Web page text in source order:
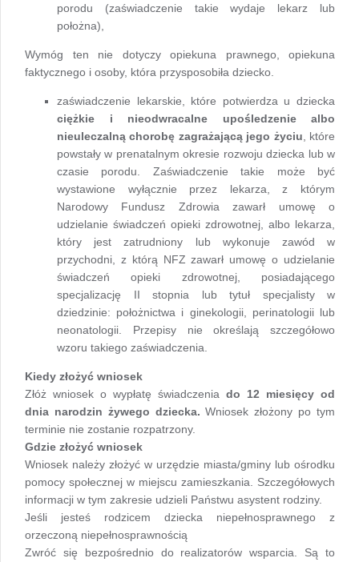
porodu (zaświadczenie takie wydaje lekarz lub
położna),
Wymóg ten nie dotyczy opiekuna prawnego, opiekuna
faktycznego i osoby, która przysposobiła dziecko.
zaświadczenie lekarskie, które potwierdza u dziecka
ciężkie i nieodwracalne upośledzenie albo
nieuleczalną chorobę zagrażającą jego życiu , które
powstały w prenatalnym okresie rozwoju dziecka lub w
czasie porodu. Zaświadczenie takie może być
wystawione wyłącznie przez lekarza, z którym
Narodowy Fundusz Zdrowia zawarł umowę o
udzielanie świadczeń opieki zdrowotnej, albo lekarza,
który jest zatrudniony lub wykonuje zawód w
przychodni, z którą NFZ zawarł umowę o udzielanie
świadczeń opieki zdrowotnej, posiadającego
specjalizację II stopnia lub tytuł specjalisty w
dziedzinie: położnictwa i ginekologii, perinatologii lub
neonatologii. Przepisy nie określają szczegółowo
wzoru takiego zaświadczenia.
Kiedy złożyć wniosek
Złóż wniosek o wypłatę świadczenia do 12 miesięcy od
dnia narodzin żywego dziecka. Wniosek złożony po tym
terminie nie zostanie rozpatrzony.
Gdzie złożyć wniosek
Wniosek należy złożyć w urzędzie miasta/gminy lub ośrodku
pomocy społecznej w miejscu zamieszkania. Szczegółowych
informacji w tym zakresie udzieli Państwu asystent rodziny.
Jeśli jesteś rodzicem dziecka niepełnosprawnego z
orzeczoną niepełnosprawnością
Zwróć się bezpośrednio do realizatorów wsparcia. Są to